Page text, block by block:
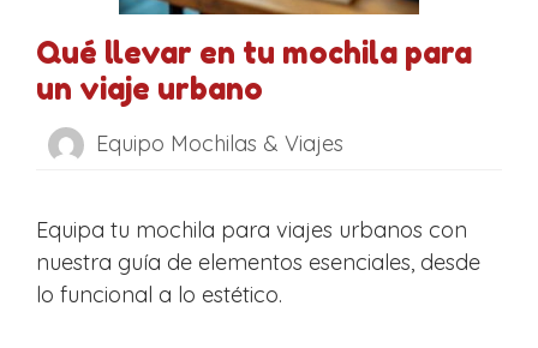
Qué llevar en tu mochila para
un viaje urbano
Equipo Mochilas & Viajes
Equipa tu mochila para viajes urbanos con
nuestra guía de elementos esenciales, desde
lo funcional a lo estético.